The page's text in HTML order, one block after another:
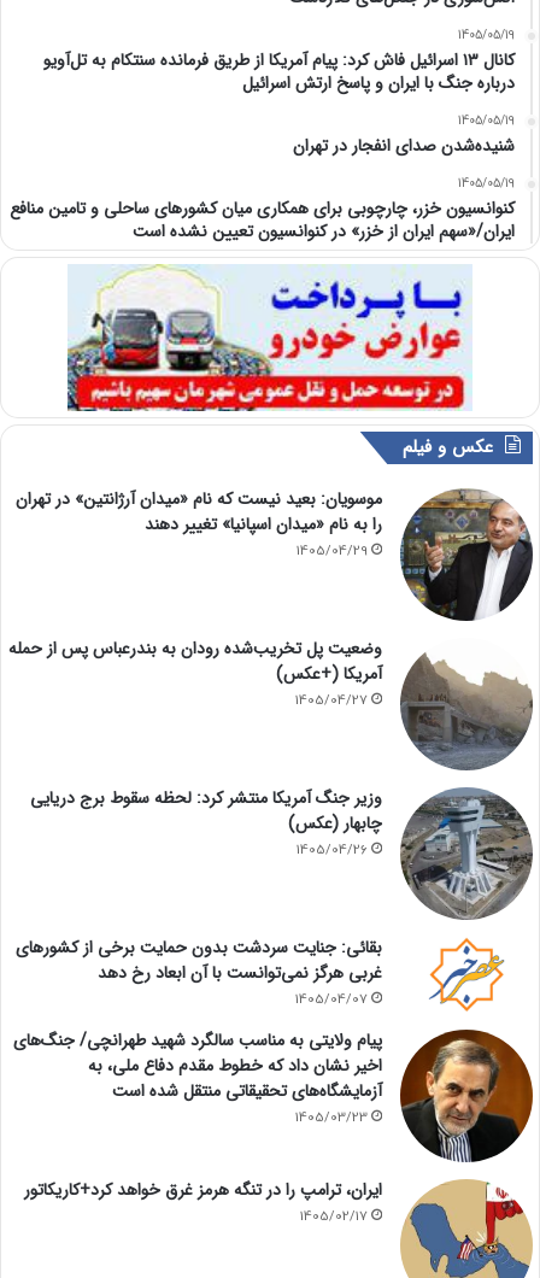
1405/05/19
کانال ۱۳ اسرائیل فاش کرد: پیام آمریکا از طریق فرمانده سنتکام به تل‌آویو
درباره جنگ با ایران و پاسخ ارتش اسرائیل
1405/05/19
شنیده‌شدن صدای انفجار در تهران
1405/05/19
کنوانسیون خزر، چارچوبی برای همکاری میان کشورهای ساحلی و تامین منافع
ایران/«سهم ایران از خزر» در کنوانسیون تعیین نشده است
عکس و فیلم
موسویان: بعید نیست که نام «میدان آرژانتین» در تهران
را به نام «میدان اسپانیا» تغییر دهند
1405/04/29
وضعیت پل تخریب‌شده رودان به بندرعباس پس از حمله
آمریکا (+عکس)
1405/04/27
وزیر جنگ آمریکا منتشر کرد: لحظه سقوط برج دریایی
چابهار (عکس)
1405/04/26
بقائی: جنایت سردشت بدون حمایت برخی از کشورهای
غربی هرگز نمی‌توانست با آن ابعاد رخ دهد
1405/04/07
پیام ولایتی به مناسب سالگرد شهید طهرانچی/ جنگ‌های
اخیر نشان داد که خطوط مقدم دفاع ملی، به
آزمایشگاه‌های تحقیقاتی منتقل شده است
1405/03/23
ایران، ترامپ را در تنگه هرمز غرق خواهد کرد+کاریکاتور
1405/02/17